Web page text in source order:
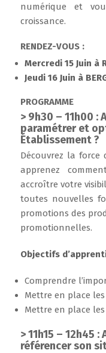
numérique et
croissance.
RENDEZ-VOUS :
Mercredi 15 Juin à
Jeudi 16 Juin à
PROGRAMME
> 9h30 – 11h00 :
paramétrer et
Établissement ?
Découvrez la force
apprenez
accroître votre
toutes nouvelles
promotions des
promotionnelles.
Objectifs
Comprendre
Mettre en place
Mettre en place
> 11h15 – 12h45
référencer son